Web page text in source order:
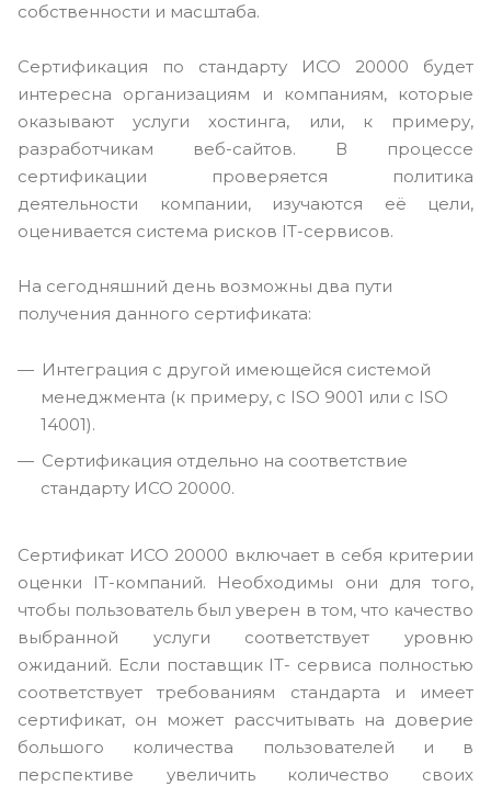
собственности и масштаба.
Сертификация по стандарту ИСО 20000 будет
интересна организациям и компаниям, которые
оказывают услуги хостинга, или, к примеру,
разработчикам веб-сайтов. В процессе
сертификации проверяется политика
деятельности компании, изучаются её цели,
оценивается система рисков IT-сервисов.
На сегодняшний день возможны два пути
получения данного сертификата:
Интеграция с другой имеющейся системой
менеджмента (к примеру, с ISO 9001 или с ISO
14001).
Сертификация отдельно на соответствие
стандарту ИСО 20000.
Сертификат ИСО 20000 включает в себя критерии
оценки IT-компаний. Необходимы они для того,
чтобы пользователь был уверен в том, что качество
выбранной услуги соответствует уровню
ожиданий. Если поставщик IT- сервиса полностью
соответствует требованиям стандарта и имеет
сертификат, он может рассчитывать на доверие
большого количества пользователей и в
перспективе увеличить количество своих